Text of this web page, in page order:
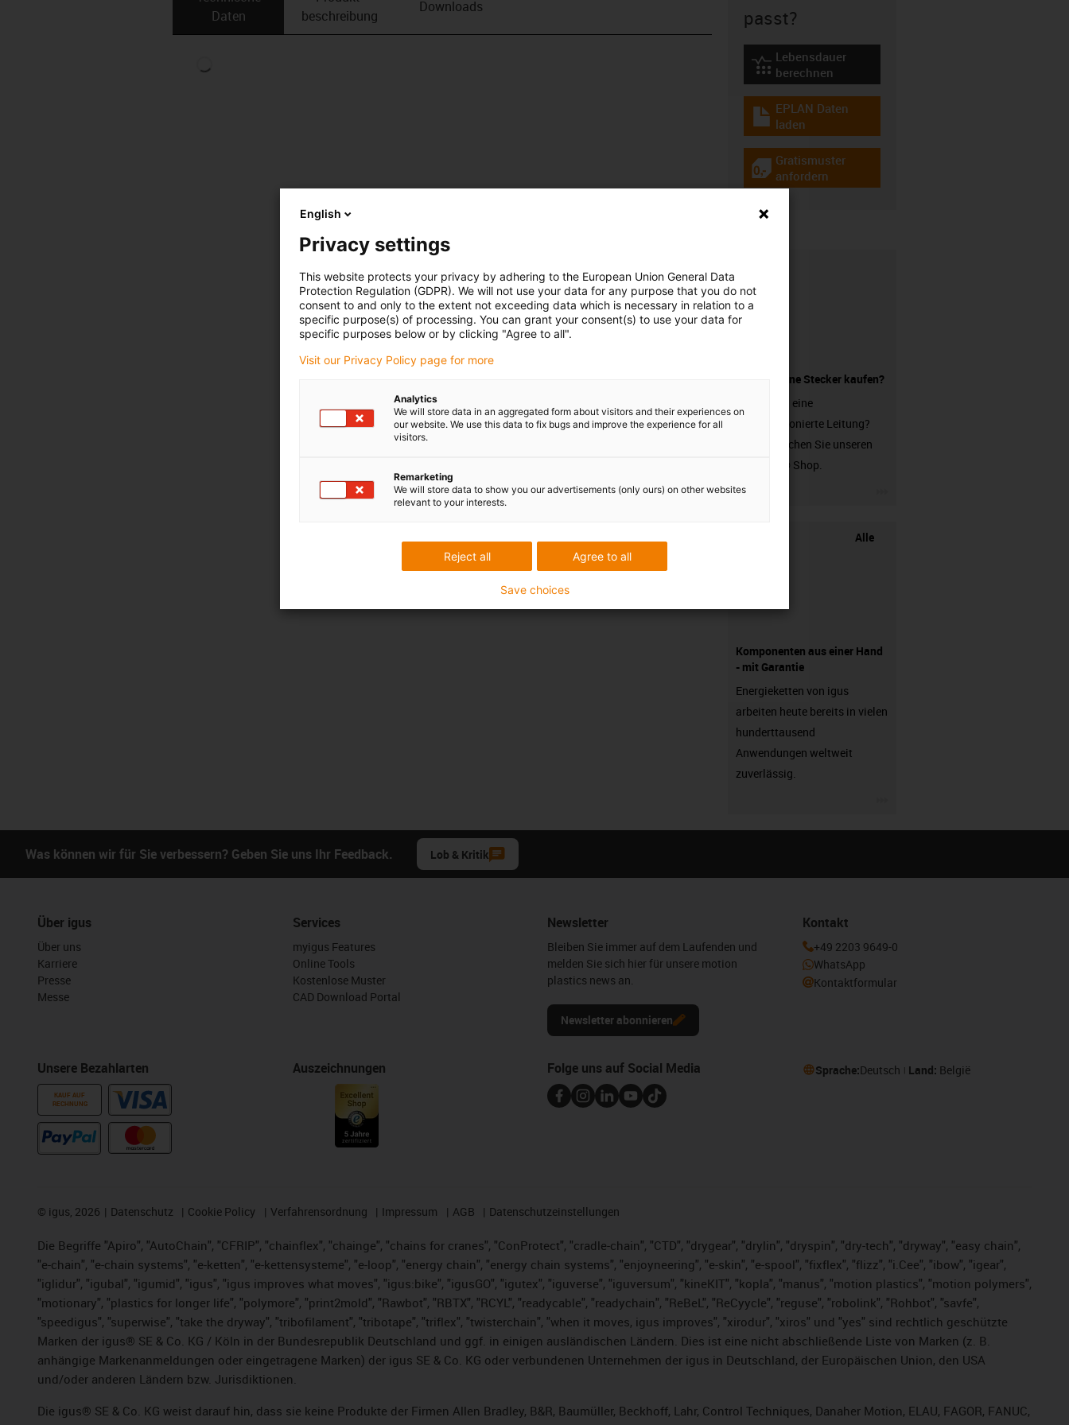
Daten
beschreibung
Downloads
passt?
igus-icon-lebensdauerrechner
Lebensdauer
berechnen
igus-icon-download-plan
EPLAN Daten
laden
igus-icon-gratismuster
Gratismuster
anfordern
Leitung ohne Stecker kaufen?
Sie suchen eine
unkonfektionierte Leitung?
Dann besuchen Sie unseren
chainflex® Shop.
Alle
Komponenten aus einer Hand
- mit Garantie
Energieketten von igus
arbeiten heute bereits in vielen
hunderttausend
Anwendungen weltweit
zuverlässig.
Was können wir für Sie verbessern? Geben Sie uns Ihr Feedback. Lob & Kritik
Über igus
Über uns
Karriere
Presse
Messe
Unsere Bezahlarten
KAUF AUF
RECHNUNG
Services
myigus Features
Online Tools
Kostenlose Muster
CAD Download Portal
Auszeichnungen
Newsletter
Bleiben Sie immer auf dem Laufenden und
melden Sie sich hier für unsere motion
plastics news an.
Newsletter abonnieren
Kontakt
+49 2203 9649-0
WhatsApp
Kontaktformular
Folge uns auf Social Media Sprache:Deutsch Land: België
© igus, 2026 Datenschutz Cookie Policy Verfahrensordnung Impressum AGB Datenschutzeinstellungen
Die Begriffe "Apiro", "AutoChain", "CFRIP", "chainflex", "chainge", "chains for cranes", "ConProtect", "cradle-chain", "CTD", "drygear", "drylin", "dryspin", "dry-tech", "dryway", "easy chain",
"e-chain", "e-chain systems", "e-ketten", "e-kettensysteme", "e-loop", "energy chain", "energy chain systems", "enjoyneering", "e-skin", "e-spool", "fixflex", "flizz", "i.Cee", "ibow", "igear",
"iglidur", "igubal", "igumid", "igus", "igus improves what moves", "igus:bike", "igusGO", "igutex", "iguverse", "iguversum", "kineKIT", "kopla", "manus", "motion plastics", "motion polymers",
"motionary", "plastics for longer life", "polymore", "print2mold", "Rawbot", "RBTX", "RCYL", "readycable", "readychain", "ReBeL", "ReCyycle", "reguse", "robolink", "Rohbot", "savfe",
"speedigus", "superwise", "take the dryway", "tribofilament", "tribotape", "triflex", "twisterchain", "when it moves, igus improves", "xirodur", "xiros" und "yes" sind rechtlich geschützte
Marken der igus® SE & Co. KG / Köln in der Bundesrepublik Deutschland und ggf. in einigen ausländischen Ländern. Dies ist eine nicht abschließende Liste von Marken (z. B.
anhängige Markenanmeldungen oder eingetragene Marken) der igus SE & Co. KG oder verbundenen Unternehmen der igus in Deutschland, der Europäischen Union, den USA
und/oder anderen Ländern bzw. Jurisdiktionen.
Die igus® SE & Co. KG weist darauf hin, dass sie keine Produkte der Firmen Allen Bradley, B&R, Baumüller, Beckhoff, Lahr, Control Techniques, Danaher Motion, ELAU, FAGOR, FANUC,
English
Privacy settings
This website protects your privacy by adhering to the European Union General Data
Protection Regulation (GDPR). We will not use your data for any purpose that you do not
consent to and only to the extent not exceeding data which is necessary in relation to a
specific purpose(s) of processing. You can grant your consent(s) to use your data for
specific purposes below or by clicking "Agree to all".
Visit our Privacy Policy page for more
Analytics
We will store data in an aggregated form about visitors and their experiences on
our website. We use this data to fix bugs and improve the experience for all
visitors.
Remarketing
We will store data to show you our advertisements (only ours) on other websites
relevant to your interests.
Agree to all
Reject all
Save choices